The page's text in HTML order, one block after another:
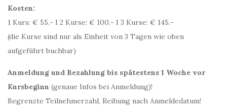
Kosten:
1 Kurs: € 55.- I 2 Kurse: € 100.- I 3 Kurse: € 145.-
(die Kurse sind nur als Einheit von 3 Tagen wie oben
aufgeführt buchbar)
Anmeldung und Bezahlung bis spätestens 1 Woche vor
Kursbeginn (genaue Infos bei Anmeldung)!
Begrenzte Teilnehmerzahl, Reihung nach Anmeldedatum!